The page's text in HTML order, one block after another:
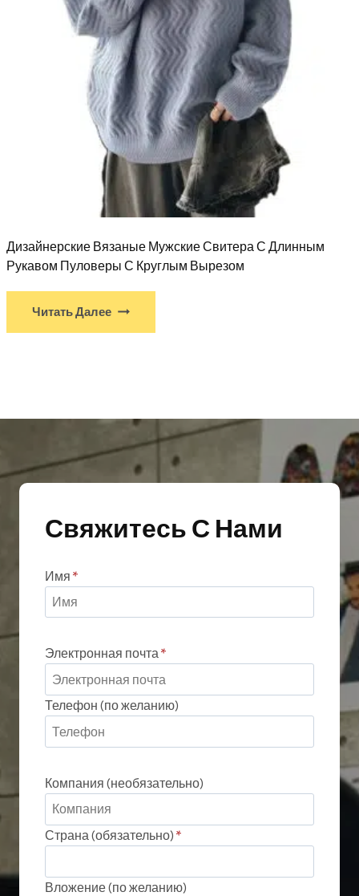
Дизайнерские Вязаные Мужские Свитера С Длинным
Рукавом Пуловеры С Круглым Вырезом
Читать Далее
Свяжитесь С Нами
Имя *
Электронная почта*
Телефон (по желанию)
Компания (необязательно)
Страна (обязательно) *
Вложение (по желанию)